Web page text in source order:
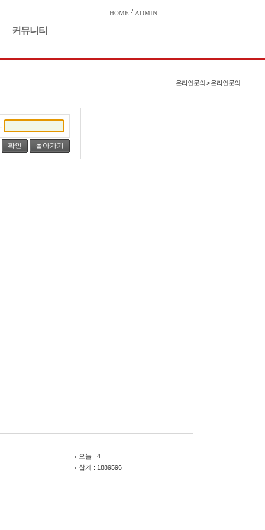
HOME ADMIN
커뮤니티
온라인문의 > 온라인문의
돌아가기
오늘 : 4
합계 : 1889596